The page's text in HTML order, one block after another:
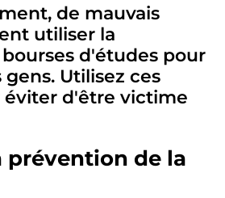
de mauvais
utiliser la
d'études pour
Utilisez ces
éviter d'être victime
prévention de la